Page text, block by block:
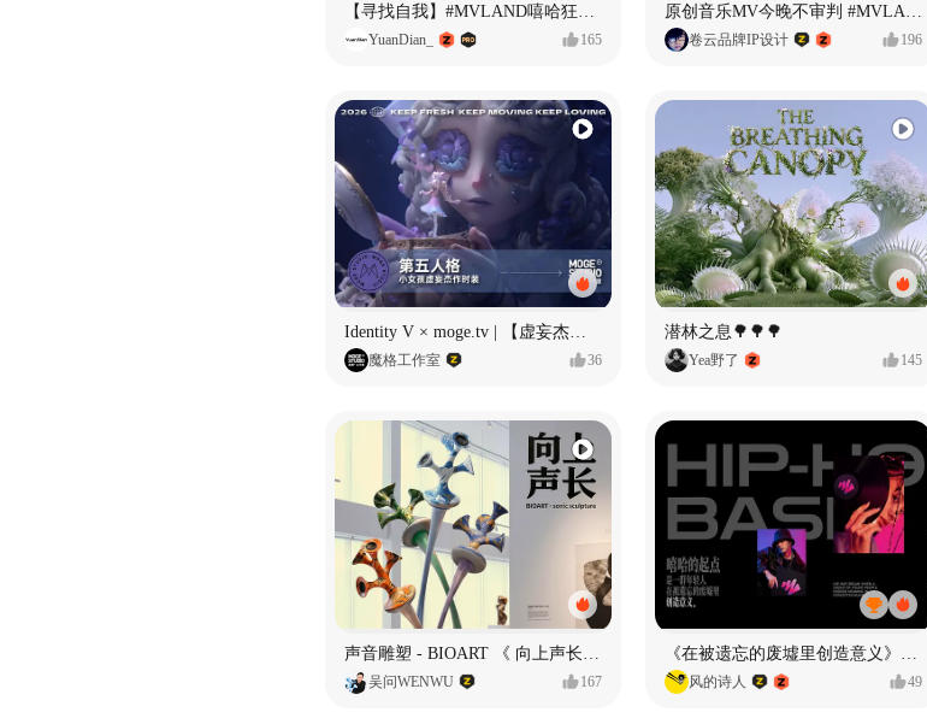
YuanDian_ 165 卷云品牌IP设计 196
Identity V × moge.tv | 【虚妄杰作时装】“小女孩”
魔格工作室 36
潜林之息🌳🌳🌳
Yea野了 145
吴问WENWU 167 风的诗人 49